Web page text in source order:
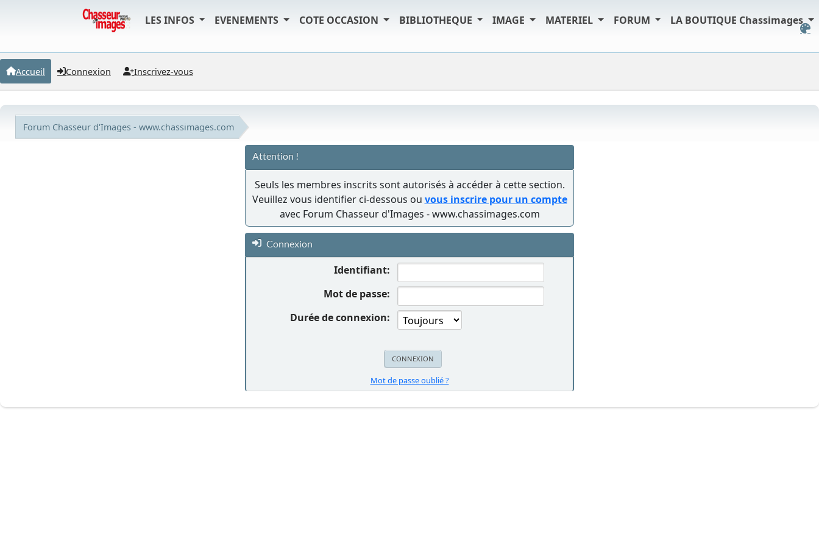
LES INFOS EVENEMENTS COTE OCCASION BIBLIOTHEQUE IMAGE MATERIEL FORUM LA BOUTIQUE Chassimages
Accueil Connexion Inscrivez-vous
Forum Chasseur d'Images - www.chassimages.com
Attention !
Seuls les membres inscrits sont autorisés à accéder à cette section.
Veuillez vous identifier ci-dessous ou vous inscrire pour un compte
avec Forum Chasseur d'Images - www.chassimages.com
Connexion
Identifiant:
Mot de passe:
Durée de connexion:
Mot de passe oublié ?